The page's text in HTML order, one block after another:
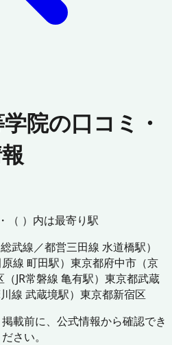
院の口コミ・
（ ）内は最寄り駅
総武線／都営三田線 水道橋駅）
線 町田駅） 東京都府中市 （京
（JR常磐線 亀有駅） 東京都武蔵
線 武蔵境駅） 東京都新宿区
載前に、公式情報から確認でき
さい。